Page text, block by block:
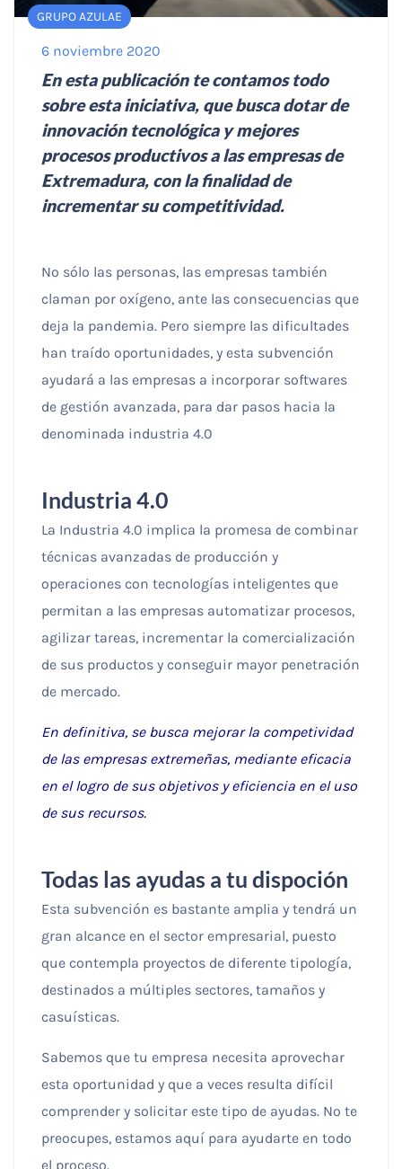
GRUPO AZULAE
6 noviembre 2020
En esta publicación te contamos todo
sobre esta iniciativa, que busca dotar de
innovación tecnológica y mejores
procesos productivos a las empresas de
Extremadura, con la finalidad de
incrementar su competitividad.
No sólo las personas, las empresas también
claman por oxígeno, ante las consecuencias que
deja la pandemia. Pero siempre las dificultades
han traído oportunidades, y esta subvención
ayudará a las empresas a incorporar softwares
de gestión avanzada, para dar pasos hacia la
denominada industria 4.0
Industria 4.0
La Industria 4.0 implica la promesa de combinar
técnicas avanzadas de producción y
operaciones con tecnologías inteligentes que
permitan a las empresas automatizar procesos,
agilizar tareas, incrementar la comercialización
de sus productos y conseguir mayor penetración
de mercado.
En definitiva, se busca mejorar la competividad
de las empresas extremeñas, mediante eficacia
en el logro de sus objetivos y eficiencia en el uso
de sus recursos.
Todas las ayudas a tu dispoción
Esta subvención es bastante amplia y tendrá un
gran alcance en el sector empresarial, puesto
que contempla proyectos de diferente tipología,
destinados a múltiples sectores, tamaños y
casuísticas.
Sabemos que tu empresa necesita aprovechar
esta oportunidad y que a veces resulta difícil
comprender y solicitar este tipo de ayudas. No te
preocupes, estamos aquí para ayudarte en todo
el proceso.
funcionalidades
de la web.
Marketing
Al compartir tus
comportamiento
mientras visitas
nuestro sitio,
aumentas la
ofertas
personalizados.